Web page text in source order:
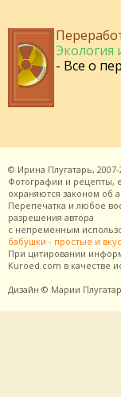
Экология
- Все о
© Ирина Плугатарь, 2007-
Фотографии и рецепты,
охраняются законом об
Перепечатка и любое
разрешения автора
с непременным
бабушки - простые и
При цитировании
Kuroed.com в качестве
Дизайн © Марии